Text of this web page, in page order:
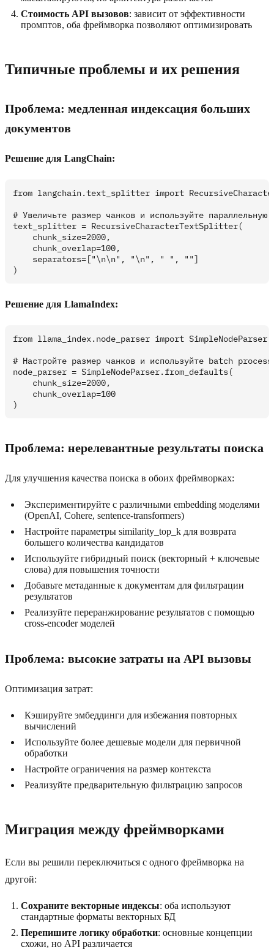
Стоимость API вызовов: зависит от эффективности
промптов, оба фреймворка позволяют оптимизировать
Типичные проблемы и их решения
Проблема: медленная индексация больших
документов
Решение для LangChain:
from langchain.text_splitter import
# Увеличьте размер чанков и используйте параллельную
text_splitter = RecursiveCharacterTextSplitter(
    chunk_size=2000,
    chunk_overlap=100,
    separators=["\n\n", "\n", " ", ""]
Решение для LlamaIndex:
from llama_index.node_parser import SimpleNodeParser
# Настройте размер чанков и используйте batch
node_parser = SimpleNodeParser.from_defaults(
    chunk_size=2000,
    chunk_overlap=100
Проблема: нерелевантные результаты поиска
Для улучшения качества поиска в обоих фреймворках:
Экспериментируйте с различными embedding моделями
(OpenAI, Cohere, sentence-transformers)
Настройте параметры similarity_top_k для возврата
большего количества кандидатов
Используйте гибридный поиск (векторный + ключевые
слова) для повышения точности
Добавьте метаданные к документам для фильтрации
результатов
Реализуйте переранжирование результатов с помощью
cross-encoder моделей
Проблема: высокие затраты на API вызовы
Оптимизация затрат:
Кэшируйте эмбеддинги для избежания повторных
вычислений
Используйте более дешевые модели для первичной
обработки
Настройте ограничения на размер контекста
Реализуйте предварительную фильтрацию запросов
Миграция между фреймворками
Если вы решили переключиться с одного фреймворка на
другой:
Сохраните векторные индексы: оба используют
стандартные форматы векторных БД
Перепишите логику обработки: основные концепции
схожи, но API различается